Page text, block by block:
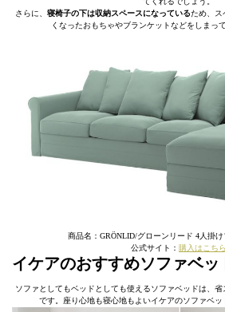
さらに、 寝椅子の下は収納スペースになっているため、ス
くなったおもちゃやブランケットなどをしまっ
商品名：GRÖNLID/グローンリード 4人掛
公式サイト： 購入はこちら
イケアのおすすめソファベッ
ソファとしてもベッドとしても使えるソファベッドは、
です。座り心地も寝心地もよいイケアのソファベッ